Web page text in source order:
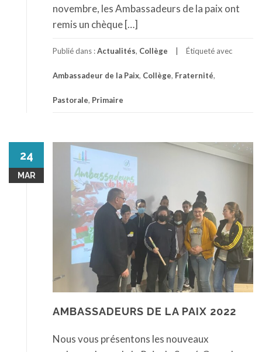
novembre, les Ambassadeurs de la paix ont
remis un chèque […]
Publié dans :Actualités, Collège Étiqueté avec
Ambassadeur de la Paix, Collège, Fraternité,
Pastorale, Primaire
24
MAR
AMBASSADEURS DE LA PAIX 2022
Nous vous présentons les nouveaux